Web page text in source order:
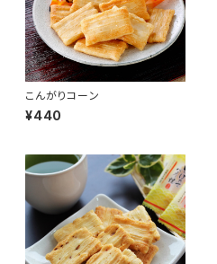
こんがりコーン
¥440